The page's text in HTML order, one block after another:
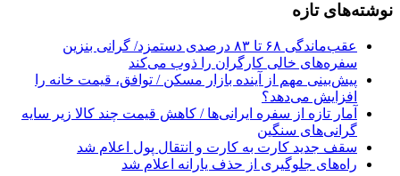
نوشته‌های تازه
عقب‌ماندگی ۶۸ تا ۸۳ درصدی دستمزد/ گرانی بنزین
سفره‌های خالی کارگران را ذوب می‌کند
پیش‌بینی مهم از آینده بازار مسکن / توافق، قیمت خانه را
افزایش می‌دهد؟
آمار تازه از سفره ایرانی‌ها / کاهش قیمت چند کالا زیر سایه
گرانی‌های سنگین
سقف جدید کارت به کارت و انتقال پول اعلام شد
راه‌های جلوگیری از حذف یارانه اعلام شد